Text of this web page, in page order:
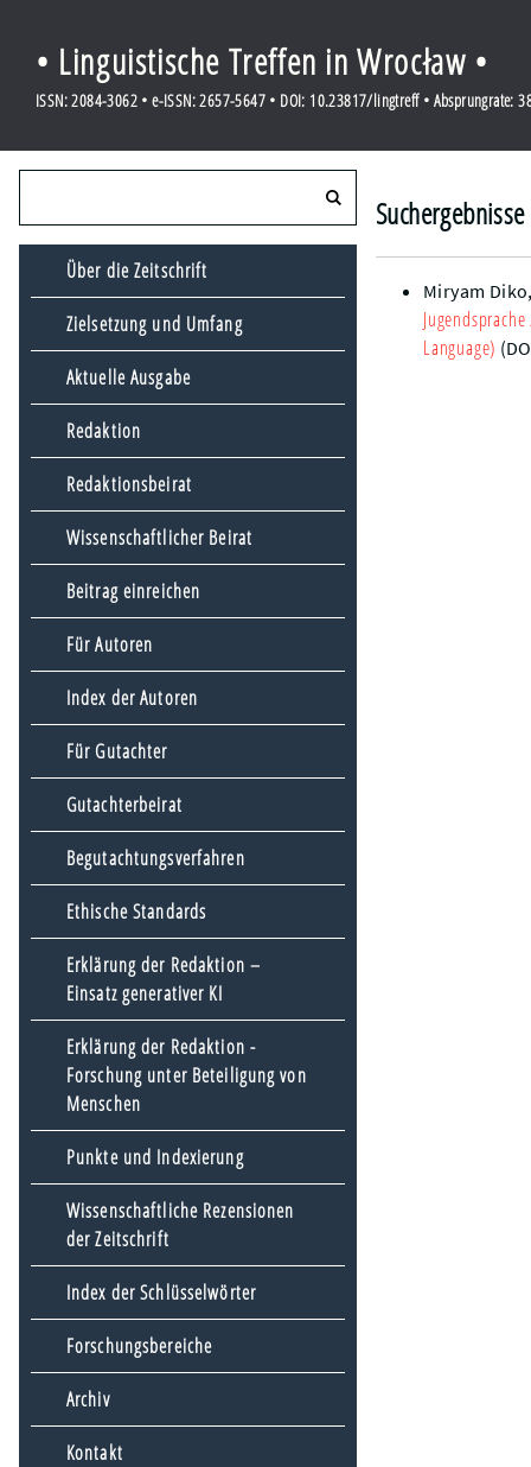
• Linguistische Treffen in Wrocław •
ISSN: 2084-3062 • e-ISSN: 2657-5647 • DOI: 10.23817/lingtreff • Absprungrate:
Über die Zeitschrift
Zielsetzung und Umfang
Aktuelle Ausgabe
Redaktion
Redaktionsbeirat
Wissenschaftlicher Beirat
Beitrag einreichen
Für Autoren
Index der Autoren
Für Gutachter
Gutachterbeirat
Begutachtungsverfahren
Ethische Standards
Erklärung der Redaktion –
Einsatz generativer KI
Erklärung der Redaktion -
Forschung unter Beteiligung von
Menschen
Punkte und Indexierung
Wissenschaftliche Rezensionen
der Zeitschrift
Index der Schlüsselwörter
Forschungsbereiche
Archiv
Kontakt
Miryam Diko
Jugendsprache
Language)